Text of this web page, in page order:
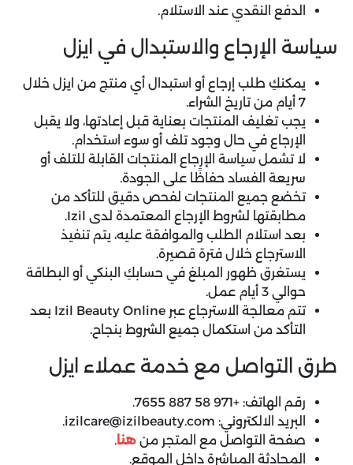
الدفع النقدي عند الاستلام.
سياسة الإرجاع والاستبدال في ايزل
يمكنكِ طلب إرجاع أو استبدال أي منتج من ايزل خلال
7 أيام من تاريخ الشراء.
يجب تغليف المنتجات بعناية قبل إعادتها، ولا يقبل
الإرجاع في حال وجود تلف أو سوء استخدام.
لا تشمل سياسة الإرجاع المنتجات القابلة للتلف أو
سريعة الفساد حفاظًا على الجودة.
تخضع جميع المنتجات لفحص دقيق للتأكد من
مطابقتها لشروط الإرجاع المعتمدة لدى Izil.
بعد استلام الطلب والموافقة عليه، يتم تنفيذ
الاسترجاع خلال فترة قصيرة.
يستغرق ظهور المبلغ في حسابكِ البنكي أو البطاقة
حوالي 3 أيام عمل.
تتم معالجة الاسترجاع عبر Izil Beauty Online بعد
التأكد من استكمال جميع الشروط بنجاح.
طرق التواصل مع خدمة عملاء ايزل
رقم الهاتف: +971 58 887 7655.
البريد الالكتروني: izilcare@izilbeauty.com.
صفحة التواصل مع المتجر من هنا.
المحادثة المباشرة داخل الموقع.